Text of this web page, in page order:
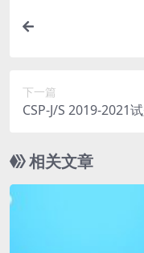
下一篇
CSP-J/S 2019-2021
相关文章